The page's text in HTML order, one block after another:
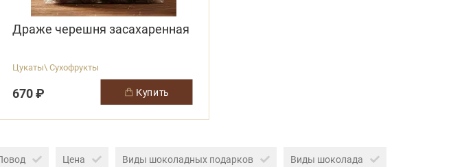
Драже черешня засахаренная
Цукаты\ Сухофрукты
670 ₽ купить
Цена Виды шоколадных подарков Виды шоколада